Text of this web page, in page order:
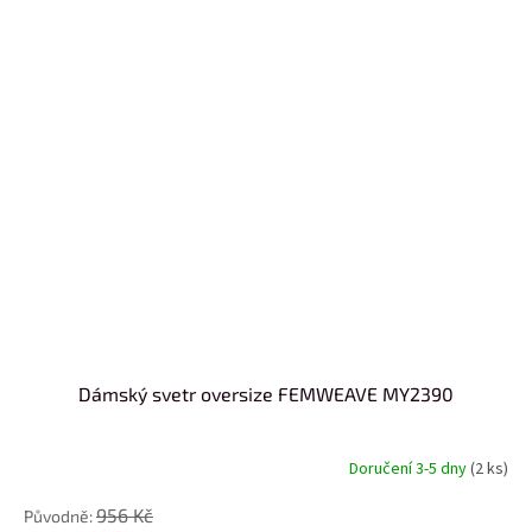
Dámský svetr oversize FEMWEAVE MY2390
Doručení 3-5 dny(2 ks)
956 Kč